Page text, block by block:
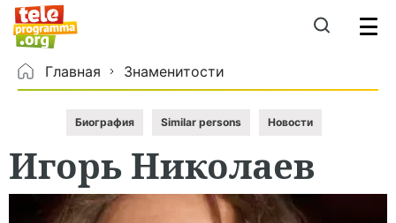
Главная Знаменитости
Биография Similar persons Новости
Игорь Николаев